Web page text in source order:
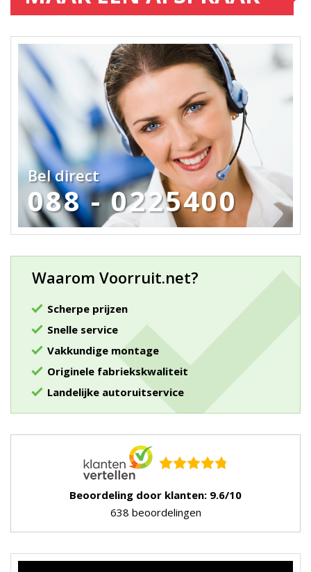
Bel direct
088 - 0225400
Waarom Voorruit.net?
Scherpe prijzen
Snelle service
Vakkundige montage
Originele fabriekskwaliteit
Landelijke autoruitservice
Beoordeling door klanten: 9.6/10
638 beoordelingen